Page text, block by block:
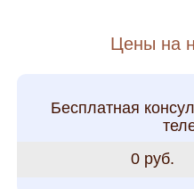
Цены на
Бесплатная
0 руб.